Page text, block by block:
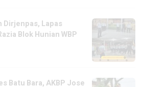
Dirjenpas, Lapas
Blok Hunian WBP
Batu Bara, AKBP Jose